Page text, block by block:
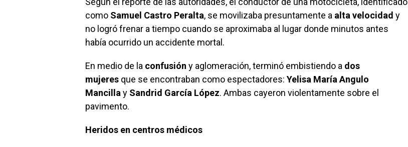
como Samuel Castro Peralta, se movilizaba presuntamente a alta velocidad y
no logró frenar a tiempo cuando se aproximaba al lugar donde minutos antes
había ocurrido un accidente mortal.
En medio de la confusión y aglomeración, terminó embistiendo a dos
mujeres que se encontraban como espectadores: Yelisa María Angulo
Mancilla y Sandrid García López. Ambas cayeron violentamente sobre el
pavimento.
Heridos en centros médicos